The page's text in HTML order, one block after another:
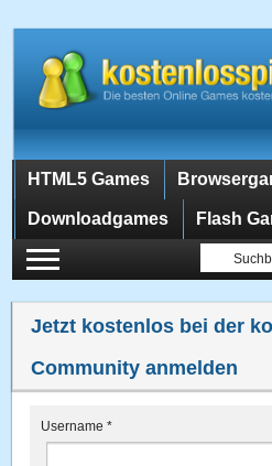
HTML5 Games
Downloadgames Flash
Jetzt kostenlos bei der
Community anmelden
Username*